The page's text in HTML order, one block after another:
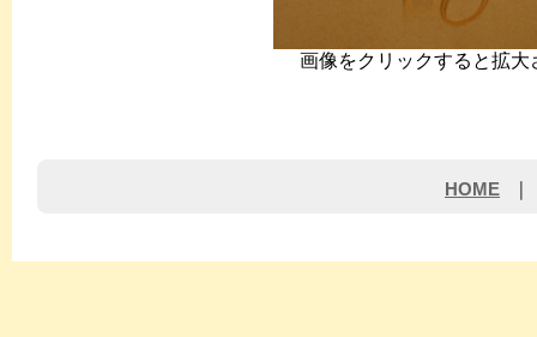
画像をクリックすると拡大
HOME